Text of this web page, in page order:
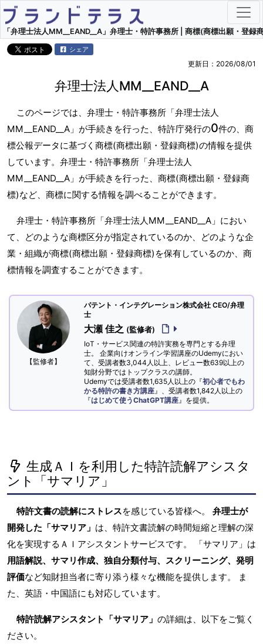
「弁理士法人MM__EAND__A」弁理士・特許事務所 | 商標(商標出願・登録
シェア
更新日：2026/08/01
弁理士法人MM__EAND__A
このページでは、弁理士・特許事務所「弁理士法人
MM__EAND__A」が手続きを行った、特許庁発行の0件の、商
標公報データに基づく商標(商標出願・登録商標)の情報を提供
しています。弁理士・特許事務所「弁理士法人
MM__EAND__A」が手続きを行った、商標(商標出願・登録商
標)など、商標に関する情報を調べることができます。
弁理士・特許事務所「弁理士法人MM__EAND__A」におい
て、どのような商標区分が指定されているのか、どのような企
業・組織が商標(商標出願・登録商標)を保有しているのか、商
標情報を調査することができます。
【監修者】
パテント・インテグレーション株式会社 CEO/弁理
士
大瀬 佳之 (監修者)
IoT・サービス関連の特許実務を専門とする弁理
士。 企業向けオンライン学習講座のUdemyにおい
て、受講者数3,044人以上、レビュー数639以上の
知財分野ではトップクラスの講師。
Udemyでは受講者数1,635人以上の『初心者でもわ
かる特許の書き方講座 』、受講者数1,842人以上の
『はじめて使うChatGPT講座 』を提供。
生成ＡＩを利用した特許読解アシスタ
ント「サマリア」
特許文書の読解にストレスを感じている皆様へ。 弁理士が
開発した「サマリア」 は、特許文書読解の時間短縮と理解の深
化を実現するＡＩアシスタントサービスです。 「サマリア」は
用語解説、サマリ作成、独自分類付与、スクリーニング、発明
評価など知財担当者に寄り添う様々な機能を提供します。 ま
た、英語・中国語にも対応しています。
特許読解アシスタント「サマリア」 の詳細は、以下をご覧く
ださい。